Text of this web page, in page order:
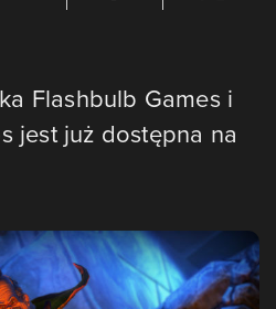
Flashbulb Games i
jest już dostępna na